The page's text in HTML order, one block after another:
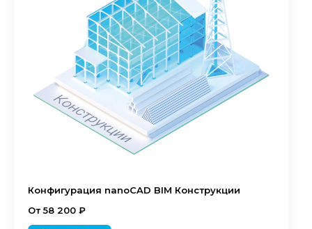
Конфигурация nanoCAD BIM Конструкции
От 58 200 ₽